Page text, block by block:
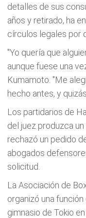
detalles de sus
años y retirado, ha
círculos legales por
"Yo quería que
aunque fuese una
Kumamoto. "Me
hecho antes, y
Los partidarios de
del juez produzca
rechazó un pedido
abogados
solicitud.
La Asociación de
organizó una
gimnasio de Tokio